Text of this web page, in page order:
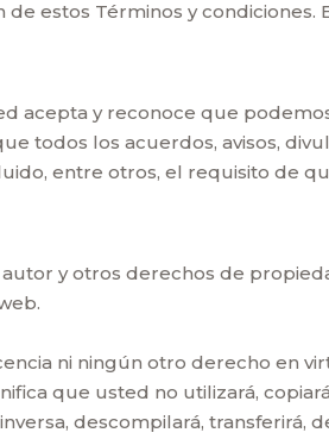
estos Términos y condiciones.
acepta y reconoce que
todos los acuerdos, avisos,
entre otros, el requisito de
y otros derechos de
ni ningún otro derecho en
que usted no utilizará,
descompilará, transferirá,